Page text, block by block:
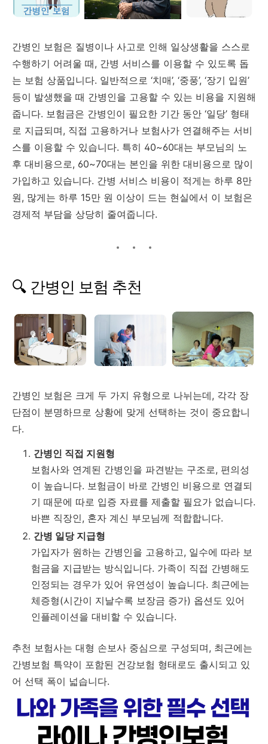
간병인 보험은 질병이나 사고로 인해 일상생활을 스스로
수행하기 어려울 때, 간병 서비스를 이용할 수 있도록 돕
는 보험 상품입니다. 일반적으로 ‘치매’, ‘중풍’, ‘장기 입원’
등이 발생했을 때 간병인을 고용할 수 있는 비용을 지원해
줍니다. 보험금은 간병인이 필요한 기간 동안 ‘일당’ 형태
로 지급되며, 직접 고용하거나 보험사가 연결해주는 서비
스를 이용할 수 있습니다. 특히 40~60대는 부모님의 노
후 대비용으로, 60~70대는 본인을 위한 대비용으로 많이
가입하고 있습니다. 간병 서비스 비용이 적게는 하루 8만
원, 많게는 하루 15만 원 이상이 드는 현실에서 이 보험은
경제적 부담을 상당히 줄여줍니다.
🔍 간병인 보험 추천
간병인 보험은 크게 두 가지 유형으로 나뉘는데, 각각 장
단점이 분명하므로 상황에 맞게 선택하는 것이 중요합니
다.
간병인 직접 지원형
보험사와 연계된 간병인을 파견받는 구조로, 편의성
이 높습니다. 보험금이 바로 간병인 비용으로 연결되
기 때문에 따로 입증 자료를 제출할 필요가 없습니다.
바쁜 직장인, 혼자 계신 부모님께 적합합니다.
간병 일당 지급형
가입자가 원하는 간병인을 고용하고, 일수에 따라 보
험금을 지급받는 방식입니다. 가족이 직접 간병해도
인정되는 경우가 있어 유연성이 높습니다. 최근에는
체증형(시간이 지날수록 보장금 증가) 옵션도 있어
인플레이션을 대비할 수 있습니다.
추천 보험사는 대형 손보사 중심으로 구성되며, 최근에는
간병보험 특약이 포함된 건강보험 형태로도 출시되고 있
어 선택 폭이 넓습니다.